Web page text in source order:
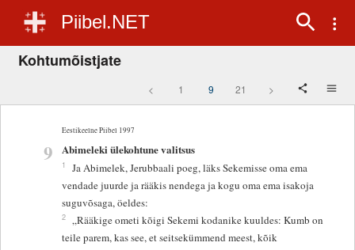
Piibel.NET
Kohtumõistjate
< 1 9 21 >
Eestikeelne Piibel 1997
9 Abimeleki ülekohtune valitsus
1
Ja Abimelek, Jerubbaali poeg, läks Sekemisse oma ema
vendade juurde ja rääkis nendega ja kogu oma ema isakoja
suguvõsaga, öeldes:
2 „Rääkige ometi kõigi Sekemi kodanike kuuldes: Kumb on
teile parem, kas see, et seitsekümmend meest, kõik